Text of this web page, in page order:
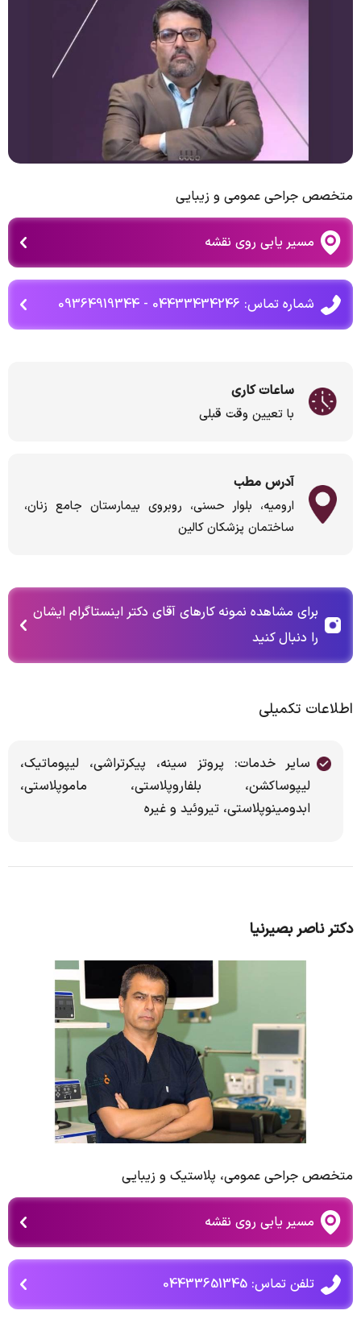
متخصص جراحی عمومی و زیبایی
مسیر یابی روی نقشه
شماره تماس: 04433434246 - 09364919344
ساعات کاری
با تعیین وقت قبلی
آدرس مطب
ارومیه، بلوار حسنی، روبروی بیمارستان جامع زنان،
ساختمان پزشکان کالین
برای مشاهده نمونه کارهای آقای دکتر اینستاگرام ایشان
را دنبال کنید
اطلاعات تکمیلی
سایر خدمات: پروتز سینه، پیکرتراشی، لیپوماتیک،
لیپوساکشن، بلفاروپلاستی، ماموپلاستی،
ابدومینوپلاستی، تیروئید و غیره
دكتر ناصر بصيرنيا
متخصص جراحی عمومی، پلاستیک و زیبایی
مسیر یابی روی نقشه
تلفن تماس: 04433651345